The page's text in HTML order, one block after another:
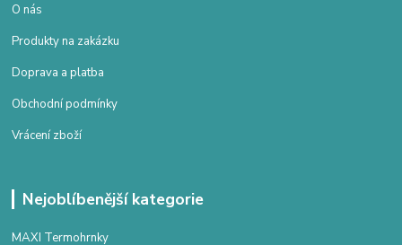
O nás
Produkty na zakázku
Doprava a platba
Obchodní podmínky
Vrácení zboží
Nejoblíbenější kategorie
MAXI Termohrnky